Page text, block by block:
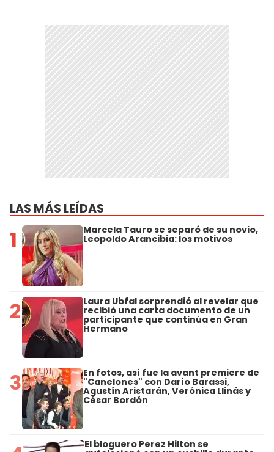
LAS MÁS LEÍDAS
1 Marcela Tauro se separó de su novio,
Leopoldo Arancibia: los motivos
2 Laura Ubfal sorprendió al revelar que
recibió una carta documento de un
participante que continúa en Gran
Hermano
3 En fotos, así fue la avant premiere de
"Canelones" con Darío Barassi,
Agustín Aristarán, Verónica Llinás y
César Bordón
El bloguero Perez Hilton se